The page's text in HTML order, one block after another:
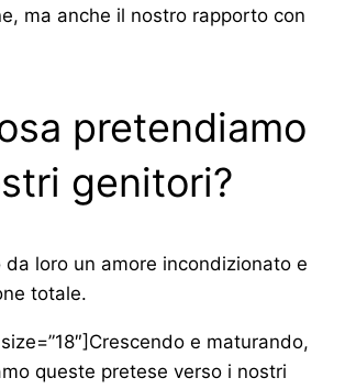
ma anche il nostro rapporto con
pretendiamo
genitori?
da loro un amore incondizionato e
totale.
e maturando,
queste pretese verso i nostri